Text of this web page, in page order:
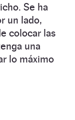
Se ha
un lado,
colocar las
una
lo máximo